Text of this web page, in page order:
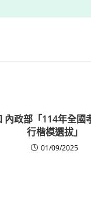
內政部「114年全國
行楷模選拔」
01/09/2025